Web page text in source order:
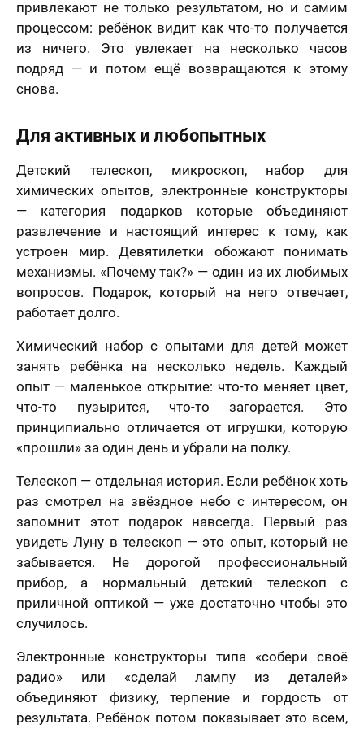
привлекают не только результатом, но и самим
процессом: ребёнок видит как что-то получается
из ничего. Это увлекает на несколько часов
подряд — и потом ещё возвращаются к этому
снова.
Для активных и любопытных
Детский телескоп, микроскоп, набор для
химических опытов, электронные конструкторы
— категория подарков которые объединяют
развлечение и настоящий интерес к тому, как
устроен мир. Девятилетки обожают понимать
механизмы. «Почему так?» — один из их любимых
вопросов. Подарок, который на него отвечает,
работает долго.
Химический набор с опытами для детей может
занять ребёнка на несколько недель. Каждый
опыт — маленькое открытие: что-то меняет цвет,
что-то пузырится, что-то загорается. Это
принципиально отличается от игрушки, которую
«прошли» за один день и убрали на полку.
Телескоп — отдельная история. Если ребёнок хоть
раз смотрел на звёздное небо с интересом, он
запомнит этот подарок навсегда. Первый раз
увидеть Луну в телескоп — это опыт, который не
забывается. Не дорогой профессиональный
прибор, а нормальный детский телескоп с
приличной оптикой — уже достаточно чтобы это
случилось.
Электронные конструкторы типа «собери своё
радио» или «сделай лампу из деталей»
объединяют физику, терпение и гордость от
результата. Ребёнок потом показывает это всем,